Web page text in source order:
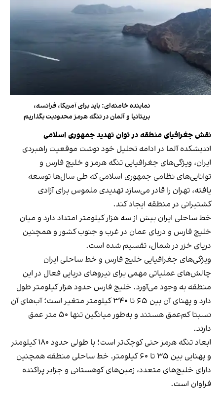
نماینده خامنه‌ای: باید برای آمریکا، فرانسه،
بریتانیا و آلمان در تنگه هرمز محدودیت بگذاریم
نقش جغرافیای منطقه در توان تهدید جمهوری اسلامی
اندیشکده آلما در ادامه تحلیل خود نوشت موقعیت راهبردی
ایران، ویژگی‌های جغرافیایی تنگه هرمز و خلیج فارس و
توانایی‌های نظامی جمهوری اسلامی که طی سال‌ها توسعه
یافته، تهران را قادر می‌سازد تهدیدی ملموس برای آزادی
کشتیرانی در منطقه ایجاد کند.
خط ساحلی ایران بیش از سه ‌هزار کیلومتر امتداد دارد و میان
خلیج فارس و دریای عمان در غرب و جنوب کشور و همچنین
دریای خزر در شمال، تقسیم شده است.
ویژگی‌های جغرافیایی خلیج فارس و خط ساحلی ایران
چالش‌های عملیاتی مهمی برای نیروهای دریایی فعال در این
منطقه به وجود می‌آورد. خلیج فارس حدود هزار کیلومتر طول
دارد و پهنای آن بین ۶۵ تا ۳۴۰ کیلومتر متغیر است؛ آب‌های آن
نسبتا کم‌عمق‌ هستند و به‌طور میانگین تنها ۵۰ متر عمق
دارند.
ابعاد تنگه هرمز حتی کوچک‌تر است؛ با طولی حدود ۱۸۰ کیلومتر
و پهنایی بین ۳۵ تا ۶۰ کیلومتر. خط ساحلی منطقه همچنین
دارای خلیج‌های متعدد، زمین‌های کوهستانی و جزایر پراکنده
فراوان است.